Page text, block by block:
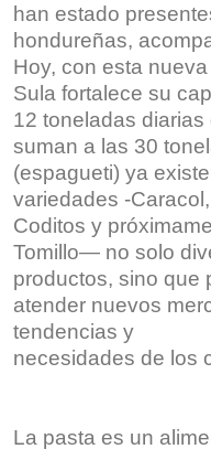
han estado
hondureñas,
Hoy, con esta
Sula fortalece su
12 toneladas
suman a las 30
(espagueti) ya
variedades -
Coditos y
Tomillo— no solo
productos, sino que
atender nuevos
tendencias y
necesidades de los
La pasta es un